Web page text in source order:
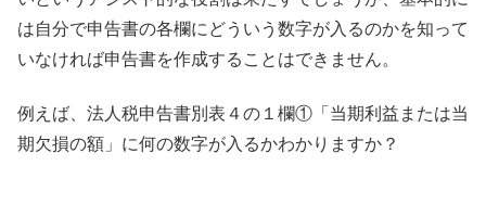
は自分で申告書の各欄にどういう数字が入るのかを知って
いなければ申告書を作成することはできません。
例えば、法人税申告書別表４の１欄①「当期利益または当
期欠損の額」に何の数字が入るかわかりますか？